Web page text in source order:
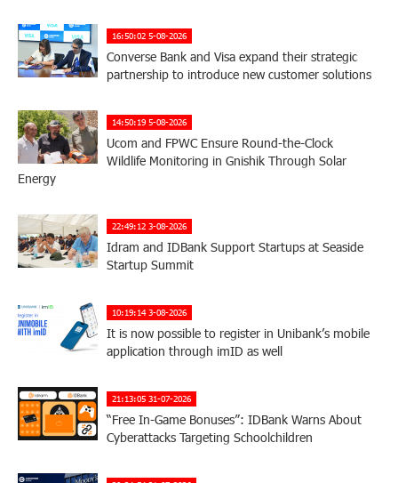
16:50:02 5-08-2026
Converse Bank and Visa expand their strategic
partnership to introduce new customer solutions
14:50:19 5-08-2026
Ucom and FPWC Ensure Round-the-Clock
Wildlife Monitoring in Gnishik Through Solar
Energy
22:49:12 3-08-2026
Idram and IDBank Support Startups at Seaside
Startup Summit
10:19:14 3-08-2026
It is now possible to register in Unibank’s mobile
application through imID as well
21:13:05 31-07-2026
“Free In-Game Bonuses”: IDBank Warns About
Cyberattacks Targeting Schoolchildren